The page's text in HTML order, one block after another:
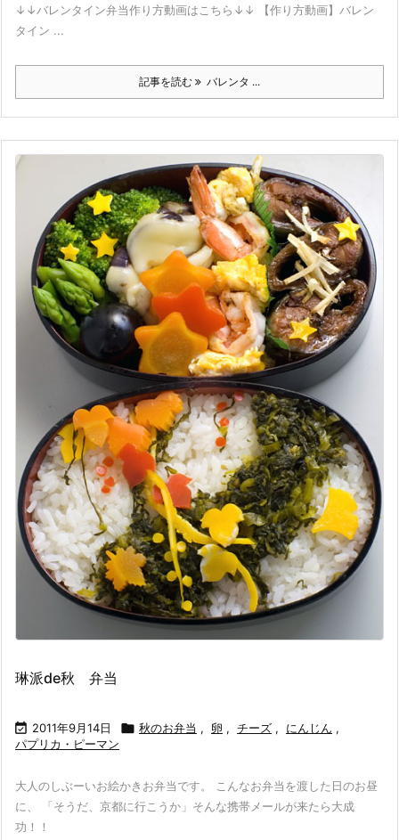
↓↓バレンタイン弁当作り方動画はこちら↓↓ 【作り方動画】バレン
タイン ...
記事を読む バレンタ ...
琳派de秋 弁当
 2011年9月14日  秋のお弁当 , 卵 , チーズ , にんじん ,
パプリカ・ピーマン
大人のしぶーいお絵かきお弁当です。 こんなお弁当を渡した日のお昼
に、 「そうだ、京都に行こうか」そんな携帯メールが来たら大成
功！！